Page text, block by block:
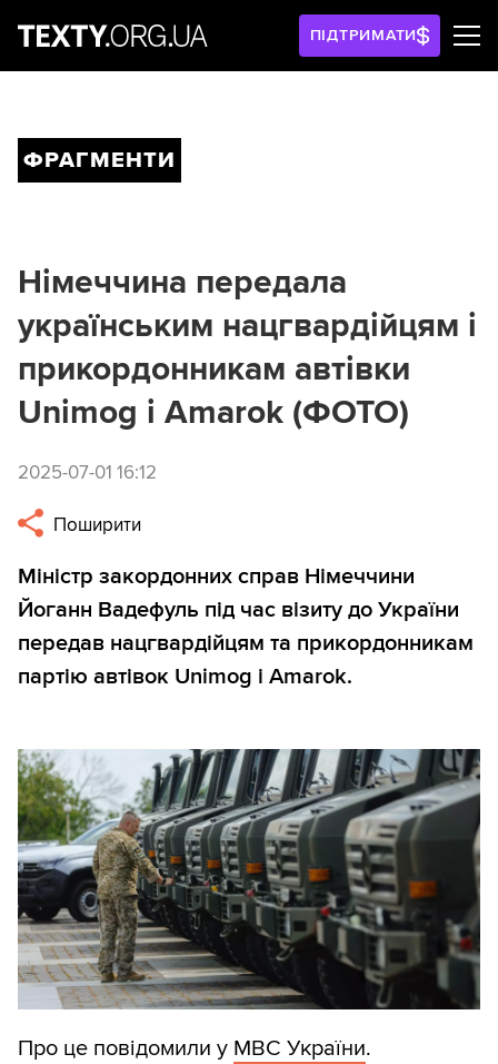
ПІДТРИМАТИ
ФРАГМЕНТИ
Німеччина передала
українським нацгвардійцям і
прикордонникам автівки
Unimog і Amarok (ФОТО)
2025-07-01 16:12
Поширити
Міністр закордонних справ Німеччини
Йоганн Вадефуль під час візиту до України
передав нацгвардійцям та прикордонникам
партію автівок Unimog і Amarok.
Про це повідомили у МВС України.